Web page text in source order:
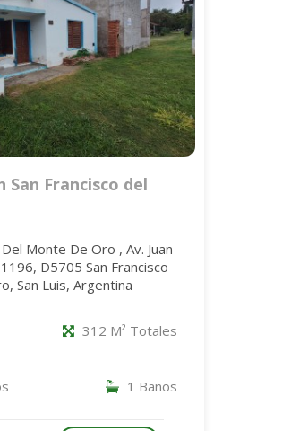
San Francisco del
Monte De Oro , Av. Juan
D5705 San Francisco
San Luis, Argentina
312 M² Totales
1 Baños